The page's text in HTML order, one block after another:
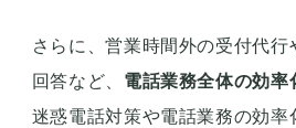
さらに、営業時間外の受付代
回答など、 電話業務全体の効率
迷惑電話対策や電話業務の効率